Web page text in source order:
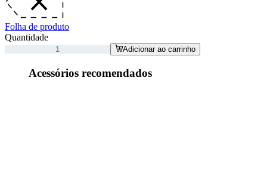
Folha de produto
Quantidade
Adicionar ao carrinho
Acessórios recomendados